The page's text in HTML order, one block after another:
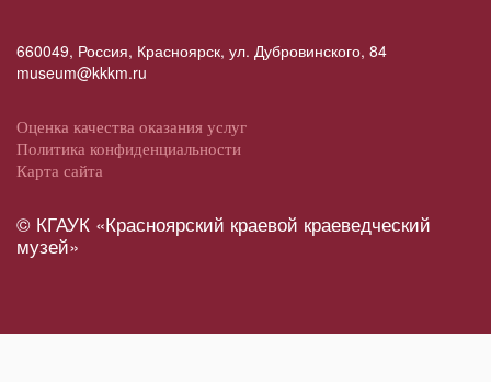
660049, Россия, Красноярск, ул. Дубровинского, 84
museum@kkkm.ru
Оценка качества оказания услуг
Политика конфиденциальности
Карта сайта
© КГАУК «Красноярский краевой краеведческий
музей»